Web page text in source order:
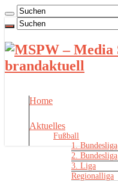
brandaktuell
Home
Aktuelles
Fußball
1. Bundesliga
2. Bundesliga
3. Liga
Regionalliga